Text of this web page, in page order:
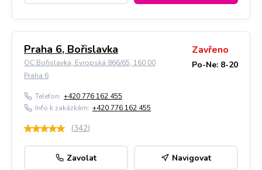
Praha 6, Bořislavka
OC Bořislavka, Evropská 866/65, 160 00
Praha 6
Zavřeno
Po-Ne: 8-20
Telefon: +420 776 162 455
Info k zakázkám: +420 776 162 455
(342)
Zavolat Navigovat